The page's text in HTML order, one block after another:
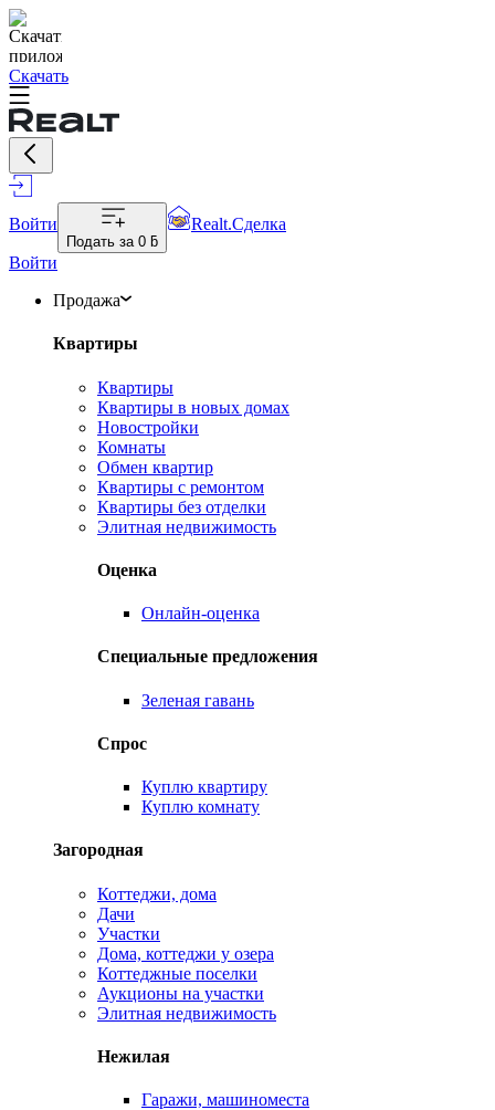
Скачать
Войти
Подать за 0 ƃ
Realt.Сделка
Войти
Продажа
Квартиры
Квартиры
Квартиры в новых домах
Новостройки
Комнаты
Обмен квартир
Квартиры с ремонтом
Квартиры без отделки
Элитная недвижимость
Оценка
Онлайн-оценка
Специальные предложения
Зеленая гавань
Спрос
Куплю квартиру
Куплю комнату
Загородная
Коттеджи, дома
Дачи
Участки
Дома, коттеджи у озера
Коттеджные поселки
Аукционы на участки
Элитная недвижимость
Нежилая
Гаражи, машиноместа